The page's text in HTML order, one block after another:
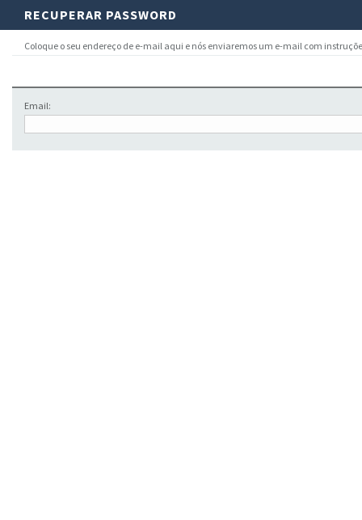
RECUPERAR PASSWORD
Coloque o seu endereço de e-mail aqui e nós enviaremos um e-mail com
Email: